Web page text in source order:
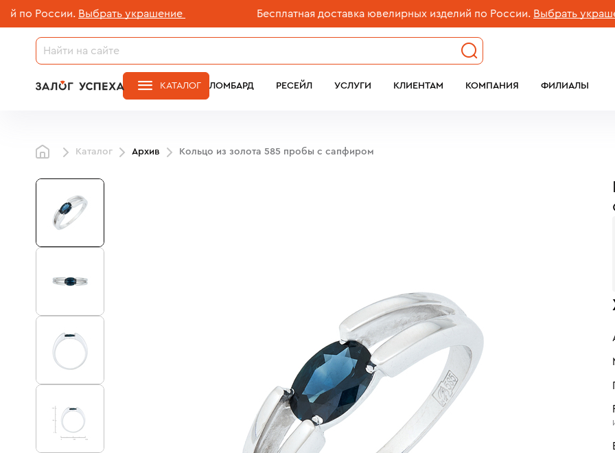
России. Выбрать украшение Бесплатная доставка ювелирных изделий по России. Выбрать украшение
ЛОМБАРД РЕСЕЙЛ УСЛУГИ КЛИЕНТАМ КОМПАНИЯ ФИЛИАЛЫ
КАТАЛОГ
Каталог Архив Кольцо из золота 585 пробы c сапфиром